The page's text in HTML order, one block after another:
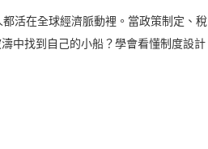
活在全球經濟脈動裡。當政策制定、稅
中找到自己的小船？學會看懂制度設計